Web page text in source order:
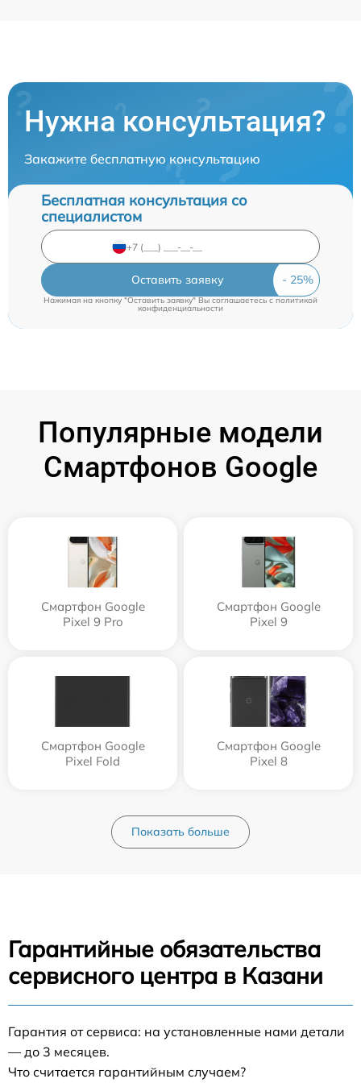
Нужна консультация?
Закажите бесплатную консультацию
Бесплатная консультация со
специалистом
Оставить заявку
Нажимая на кнопку "Оставить заявку" Вы соглашаетесь c политикой
конфиденциальности
Популярные модели
Смартфонов Google
Смартфон Google
Pixel 9 Pro
Смартфон Google
Pixel 9
Смартфон Google
Pixel Fold
Смартфон Google
Pixel 8
Показать больше
Гарантийные обязательства
сервисного центра в Казани
Гарантия от сервиса: на установленные нами детали
— до 3 месяцев.
Что считается гарантийным случаем?